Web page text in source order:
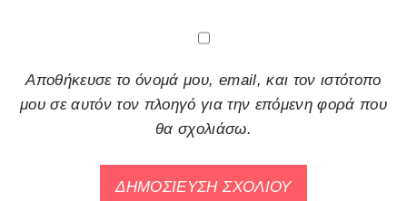
Αποθήκευσε το όνομά μου, email, και τον ιστότοπο
μου σε αυτόν τον πλοηγό για την επόμενη φορά που
θα σχολιάσω.